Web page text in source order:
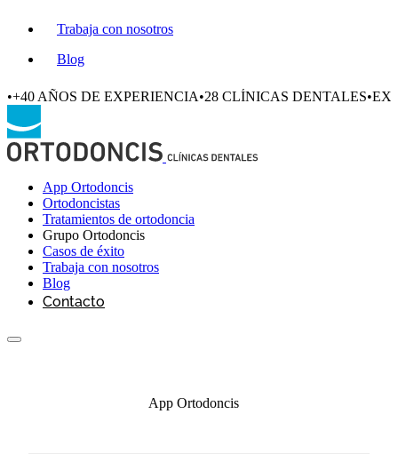
Trabaja con nosotros
Blog
•+40 AÑOS DE EXPERIENCIA•28 CLÍNICAS DENTALES•
App Ortodoncis
Ortodoncistas
Tratamientos de ortodoncia
Grupo Ortodoncis
Casos de éxito
Trabaja con nosotros
Blog
Contacto
App Ortodoncis